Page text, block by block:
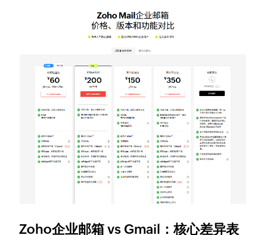
Zoho企业邮箱 vs Gmail：核心差异表